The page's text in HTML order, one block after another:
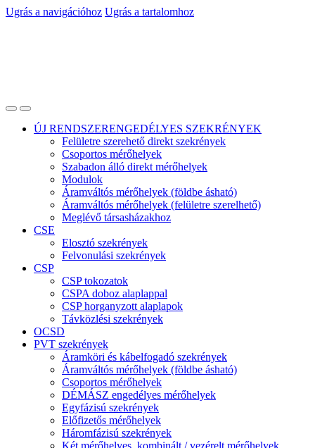
Ugrás a navigációhoz Ugrás a tartalomhoz
ÚJ RENDSZERENGEDÉLYES SZEKRÉNYEK
Felületre szerehető direkt szekrények
Csoportos mérőhelyek
Szabadon álló direkt mérőhelyek
Modulok
Áramváltós mérőhelyek (földbe ásható)
Áramváltós mérőhelyek (felületre szerelhető)
Meglévő társasházakhoz
CSE
Elosztó szekrények
Felvonulási szekrények
CSP
CSP tokozatok
CSPA doboz alaplappal
CSP horganyzott alaplapok
Távközlési szekrények
OCSD
PVT szekrények
Áramköri és kábelfogadó szekrények
Áramváltós mérőhelyek (földbe ásható)
Csoportos mérőhelyek
DÉMÁSZ engedélyes mérőhelyek
Egyfázisú szekrények
Előfizetős mérőhelyek
Háromfázisú szekrények
Két mérőhelyes, kombinált / vezérelt mérőhelyek